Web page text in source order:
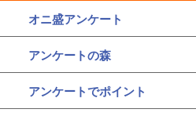
オニ盛アンケート
アンケートの森
アンケートでポイント